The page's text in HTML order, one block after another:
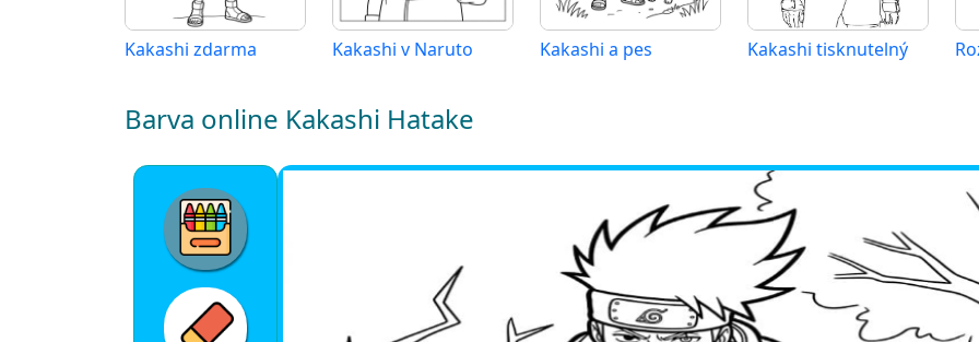
Kakashi zdarma Kakashi v Naruto Kakashi a pes Kakashi tisknutelný
Barva online Kakashi Hatake